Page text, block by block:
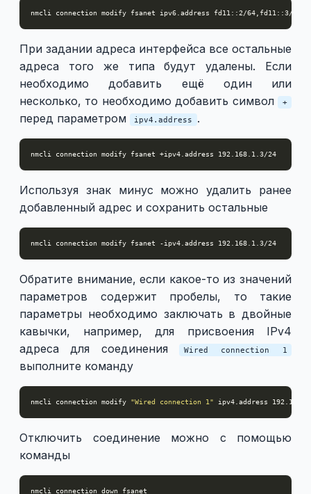
При задании адреса интерфейса все остальные
адреса того же типа будут удалены. Если
необходимо добавить ещё один или
несколько, то необходимо добавить символ +
перед параметром ipv4.address .
Используя знак минус можно удалить ранее
добавленный адрес и сохранить остальные
Обратите внимание, если какое-то из значений
параметров содержит пробелы, то такие
параметры необходимо заключать в двойные
кавычки, например, для присвоения IPv4
адреса для соединения Wired connection 1
выполните команду
nmcli connection modify "Wired connection 1"
Отключить соединение можно с помощью
команды